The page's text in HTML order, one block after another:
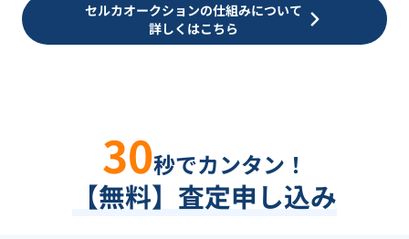
セルカオークションの仕組みについて
詳しくはこちら
30秒でカンタン！
【無料】査定申し込み